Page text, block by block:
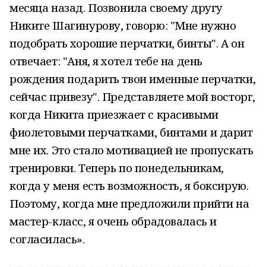
месяца назад. Позвонила своему другу
Никите Шагинурову, говорю: "Мне нужно
подобрать хорошие перчатки, бинты". А он
отвечает: "Аня, я хотел тебе на день
рождения подарить твои именные перчатки,
сейчас привезу". Представляете мой восторг,
когда Никита приезжает с красивыми
фиолетовыми перчатками, бинтами и дарит
мне их. Это стало мотивацией не пропускать
тренировки. Теперь по понедельникам,
когда у меня есть возможность, я боксирую.
Поэтому, когда мне предложили прийти на
мастер-класс, я очень обрадовалась и
согласилась».